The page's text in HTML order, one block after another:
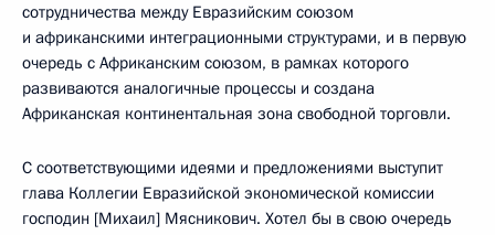
сотрудничества между Евразийским союзом
и африканскими интеграционными структурами, и в первую
очередь с Африканским союзом, в рамках которого
развиваются аналогичные процессы и создана
Африканская континентальная зона свободной торговли.
С соответствующими идеями и предложениями выступит
глава Коллегии Евразийской экономической комиссии
господин [Михаил] Мясникович. Хотел бы в свою очередь